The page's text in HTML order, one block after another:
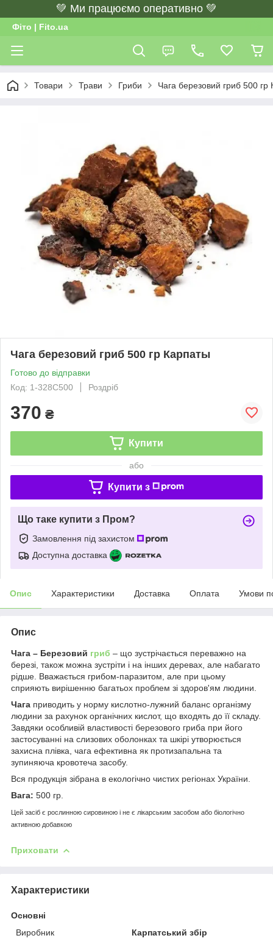
💚 Ми працюємо оперативно 💚
Фіто | Fito.ua
Товари Трави Гриби Чага березовий гриб 500 гр
Чага березовий гриб 500 гр Карпаты
Готово до відправки
Код: 1-328С500
Роздріб
370 ₴
Купити
або
Купити з
Що таке купити з Пром?
Замовлення під захистом
Доступна доставка
Опис Характеристики Доставка Оплата Умови
Опис
Чага – Березовий гриб – що зустрічається переважно на
березі, також можна зустріти і на інших деревах, але набагато
рідше. Вважається грибом-паразитом, але при цьому
сприяють вирішенню багатьох проблем зі здоров'ям людини.
Чага приводить у норму кислотно-лужний баланс організму
людини за рахунок органічних кислот, що входять до її складу.
Завдяки особливій властивості березового гриба при його
застосуванні на слизових оболонках та шкірі утворюється
захисна плівка, чага ефективна як протизапальна та
зупиняюча кровотеча засобу.
Вся продукція зібрана в екологічно чистих регіонах України.
Вага: 500 гр.
Цей засіб є рослинною сировиною і не є лікарським засобом або біологічно
активною добавкою
Приховати
Характеристики
Основні
Виробник
Карпатський збір